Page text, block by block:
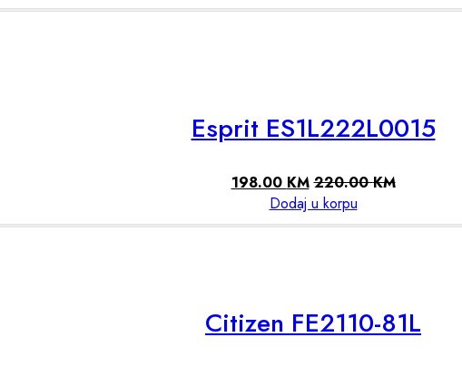
Esprit ES1L222L0015
198.00 KM 220.00KM
Dodaj u korpu
Citizen FE2110-81L